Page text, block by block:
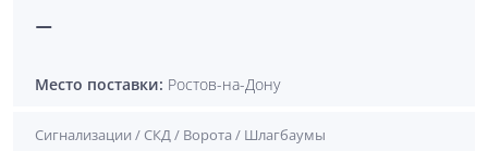
—
Место поставки: Ростов-на-Дону
Сигнализации / СКД / Ворота / Шлагбаумы